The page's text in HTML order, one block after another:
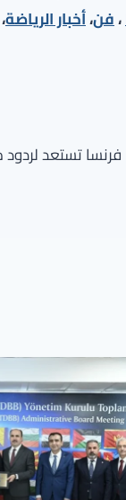
،فن،أخبار الرياضة
فرنسا تستعد